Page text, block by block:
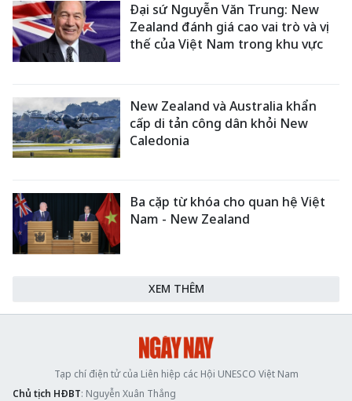
Đại sứ Nguyễn Văn Trung: New
Zealand đánh giá cao vai trò và vị
thế của Việt Nam trong khu vực
New Zealand và Australia khẩn
cấp di tản công dân khỏi New
Caledonia
Ba cặp từ khóa cho quan hệ Việt
Nam - New Zealand
XEM THÊM
Tạp chí điện tử của Liên hiệp các Hội UNESCO Việt Nam
Chủ tịch HĐBT: Nguyễn Xuân Thắng